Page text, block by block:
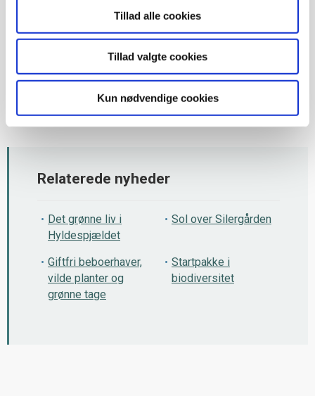
Tillad alle cookies
Tillad valgte cookies
Kun nødvendige cookies
skal kontakte og hvad en startpakke i biodiversitet går ud på.
Afdelingerne skal ikke selv betal for startpakken, men hvis man
gang, skal man selv finansiere det.
VA, AB og i Tranemosegård.
Relaterede nyheder
Det grønne liv i
Hyldespjældet
Sol over Silergården
Giftfri beboerhaver,
vilde planter og
grønne tage
Startpakke i
biodiversitet